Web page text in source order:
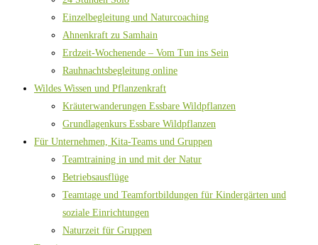
Einzelbegleitung und Naturcoaching
Ahnenkraft zu Samhain
Erdzeit-Wochenende – Vom Tun ins Sein
Rauhnachtsbegleitung online
Wildes Wissen und Pflanzenkraft
Kräuterwanderungen Essbare Wildpflanzen
Grundlagenkurs Essbare Wildpflanzen
Für Unternehmen, Kita-Teams und Gruppen
Teamtraining in und mit der Natur
Betriebsausflüge
Teamtage und Teamfortbildungen für Kindergärten und
soziale Einrichtungen
Naturzeit für Gruppen